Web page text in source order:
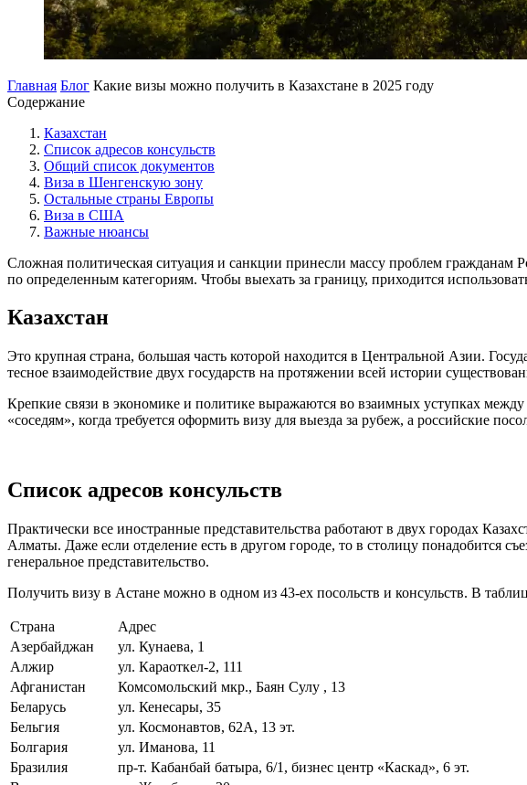
Главная Блог Какие визы можно получить в Казахстане в 2025 году
Содержание
Казахстан
Список адресов консульств
Общий список документов
Виза в Шенгенскую зону
Остальные страны Европы
Виза в США
Важные нюансы
Сложная политическая ситуация и санкции принесли массу проблем гражданам
по определенным категориям. Чтобы выехать за границу, приходится
Казахстан
Это крупная страна, большая часть которой находится в Центральной Азии.
тесное взаимодействие двух государств на протяжении всей истории
Крепкие связи в экономике и политике выражаются во взаимных уступках
«соседям», когда требуется оформить визу для выезда за рубеж, а российские
Список адресов консульств
Практически все иностранные представительства работают в двух городах
Алматы. Даже если отделение есть в другом городе, то в столицу понадобится
генеральное представительство.
Получить визу в Астане можно в одном из 43-ех посольств и консульств. В
Страна Адрес
Азербайджан
ул. Кунаева, 1
Алжир
ул. Караоткел-2, 111
Афганистан
Комсомольский мкр., Баян Сулу , 13
Беларусь
ул. Кенесары, 35
Бельгия
ул. Космонавтов, 62А, 13 эт.
Болгария
ул. Иманова, 11
Бразилия
пр-т. Кабанбай батыра, 6/1, бизнес центр «Каскад», 6 эт.